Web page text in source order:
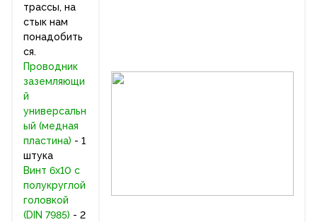
трассы, на
стык нам
понадобить
ся.
Проводник
заземляющи
й
универсальн
ый (медная
пластина) - 1
штука
Винт 6х10 c
полукруглой
головкой
(DIN 7985) - 2